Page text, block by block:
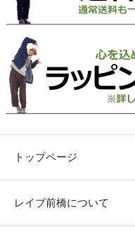
トップページ
レイブ前橋について